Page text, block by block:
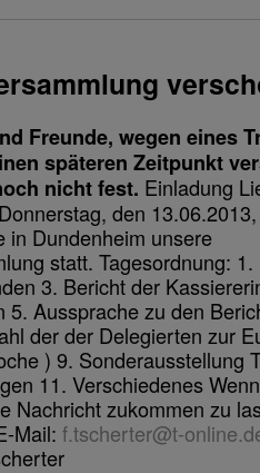
Freunde, wegen eines
späteren Zeitpunkt
nicht fest. Einladung
den
in Dundenheim unsere
statt. Tagesordnung:
3. Bericht der
5. Aussprache zu den
der der Delegierten zur
) 9. Sonderausstellung
11. Verschiedenes
Nachricht zukommen zu
Mail: f.tscherter@t-